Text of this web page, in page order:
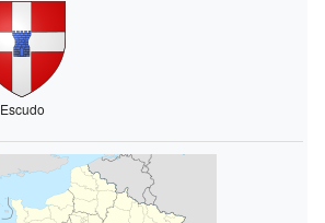
Escudo